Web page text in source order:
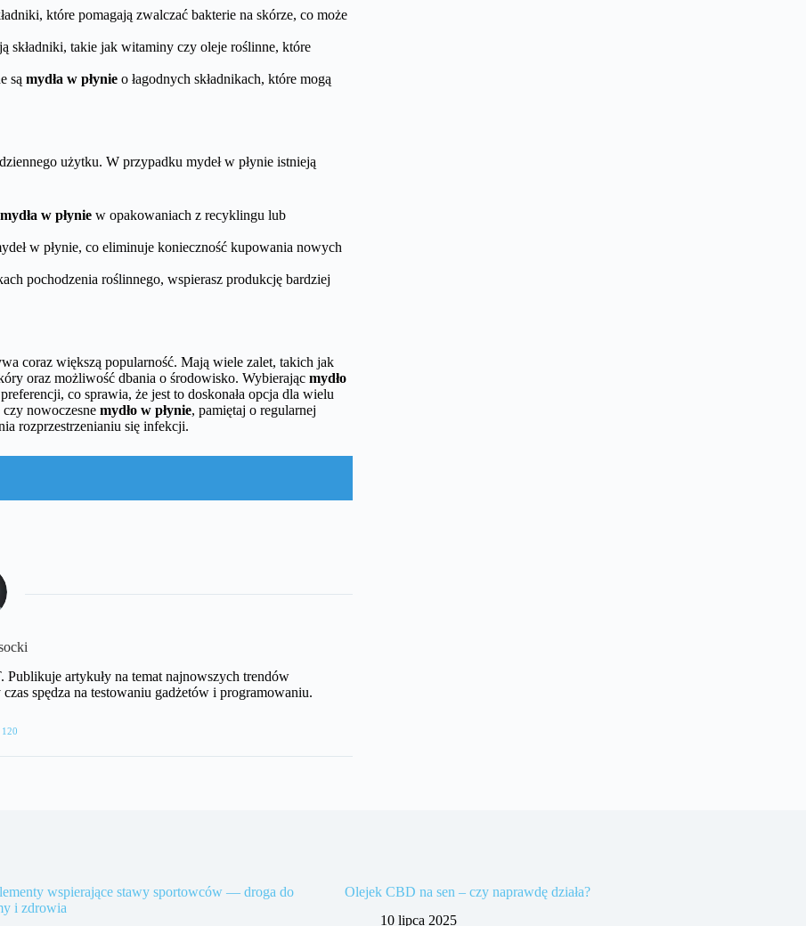
które pomagają zwalczać bakterie na skórze, co może
składniki, takie jak witaminy czy oleje roślinne, które
są mydła w płynie o łagodnych składnikach, które mogą
użytku. W przypadku mydeł w płynie istnieją
mydła w płynie w opakowaniach z recyklingu lub
w płynie, co eliminuje konieczność kupowania nowych
pochodzenia roślinnego, wspierasz produkcję bardziej
coraz większą popularność. Mają wiele zalet, takich jak
oraz możliwość dbania o środowisko. Wybierając mydło
co sprawia, że jest to doskonała opcja dla wielu
nowoczesne mydło w płynie, pamiętaj o regularnej
rozprzestrzenianiu się infekcji.
artykuły na temat najnowszych trendów
spędza na testowaniu gadżetów i programowaniu.
wspierające stawy sportowców — droga do
i zdrowia
Olejek CBD na sen – czy naprawdę działa?
10 lipca 2025